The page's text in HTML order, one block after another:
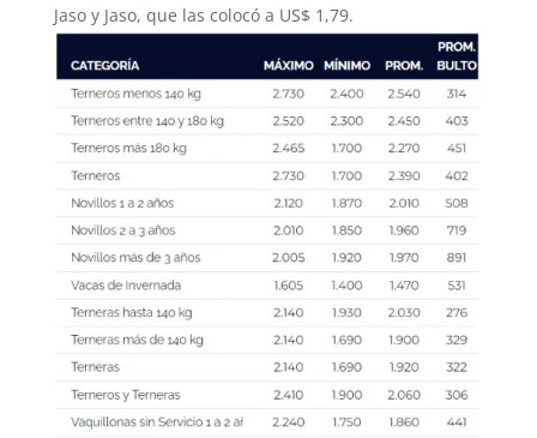
Jaso y Jaso, que las colocó a US$ 1,79.